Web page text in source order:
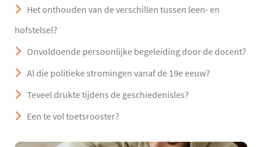
Het onthouden van de verschillen tussen leen- en
hofstelsel?
Onvoldoende persoonlijke begeleiding door de docent?
Al die politieke stromingen vanaf de 19e eeuw?
Teveel drukte tijdens de geschiedenisles?
Een te vol toetsrooster?